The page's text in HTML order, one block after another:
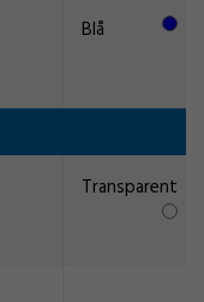
Blå
Transparent